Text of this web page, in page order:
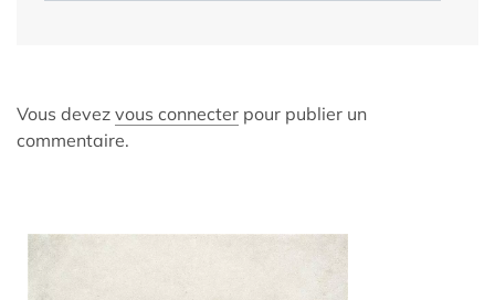
Vous devez vous connecter pour publier un
commentaire.